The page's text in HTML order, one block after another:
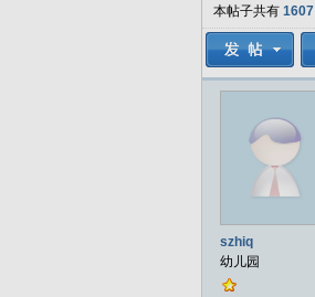
本帖子共有 1607
szhiq
幼儿园